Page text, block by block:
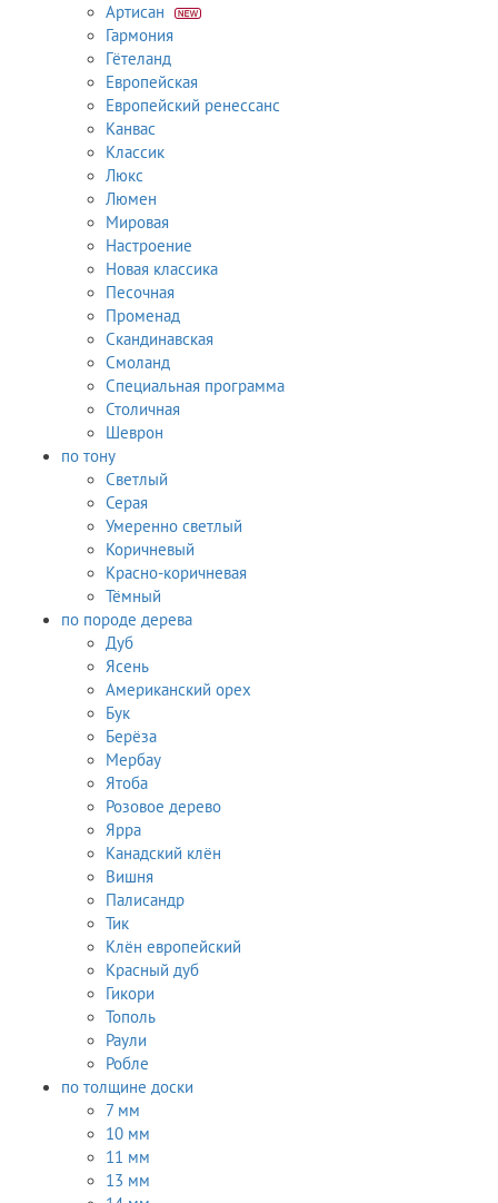
Артисан
Гармония
Гётеланд
Европейская
Европейский ренессанс
Канвас
Классик
Люкс
Люмен
Мировая
Настроение
Новая классика
Песочная
Променад
Скандинавская
Смоланд
Специальная программа
Столичная
Шеврон
по тону
Светлый
Серая
Умеренно светлый
Коричневый
Красно-коричневая
Тёмный
по породе дерева
Дуб
Ясень
Американский орех
Бук
Берёза
Мербау
Ятоба
Розовое дерево
Ярра
Канадский клён
Вишня
Палисандр
Тик
Клён европейский
Красный дуб
Гикори
Тополь
Раули
Робле
по толщине доски
7 мм
10 мм
11 мм
13 мм